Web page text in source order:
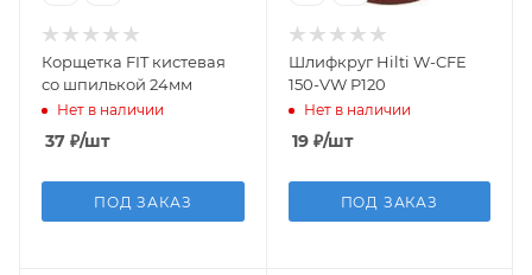
Корщетка FIT кистевая
со шпилькой 24мм
Нет в наличии
37 ₽/шт
ПОД ЗАКАЗ
Шлифкруг Hilti W-CFE
150-VW P120
Нет в наличии
19₽/шт
ПОД ЗАКАЗ